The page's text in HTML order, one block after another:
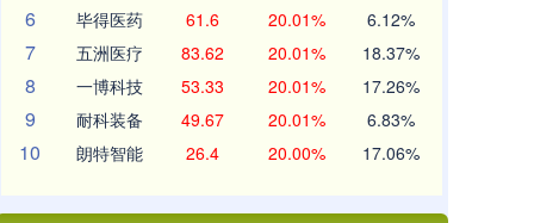
6 毕得医药 61.6 20.01% 6.12%
7 五洲医疗 83.62 20.01% 18.37%
8 一博科技 53.33 20.01% 17.26%
9 耐科装备 49.67 20.01% 6.83%
10 朗特智能 26.4 20.00% 17.06%